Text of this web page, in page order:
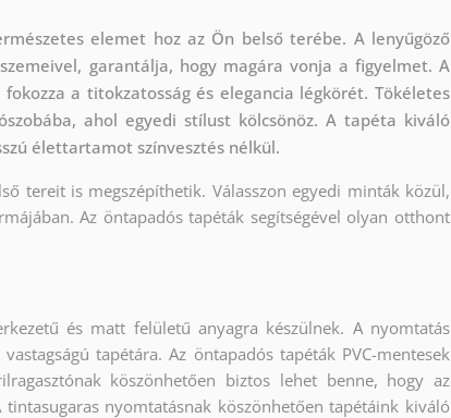
elemet hoz az Ön belső terébe. A lenyűgöző
garantálja, hogy magára vonja a figyelmet. A
a titokzatosság és elegancia légkörét. Tökéletes
ahol egyedi stílust kölcsönöz. A tapéta kiváló
élettartamot színvesztés nélkül.
tereit is megszépíthetik. Válasszon egyedi minták közül,
Az öntapadós tapéták segítségével olyan otthont
és matt felületű anyagra készülnek. A nyomtatás
tapétára. Az öntapadós tapéták PVC-mentesek
köszönhetően biztos lehet benne, hogy az
nyomtatásnak köszönhetően tapétáink kiváló